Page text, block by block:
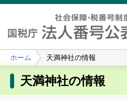
ホーム 天満神社の情報
天満神社の情報